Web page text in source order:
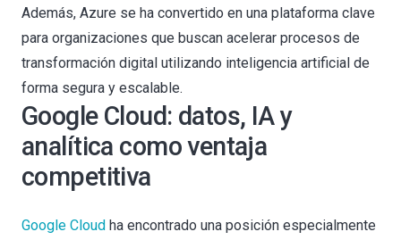
Además, Azure se ha convertido en una plataforma clave
para organizaciones que buscan acelerar procesos de
transformación digital utilizando inteligencia artificial de
forma segura y escalable.
Google Cloud: datos, IA y
analítica como ventaja
competitiva
Google Cloud ha encontrado una posición especialmente